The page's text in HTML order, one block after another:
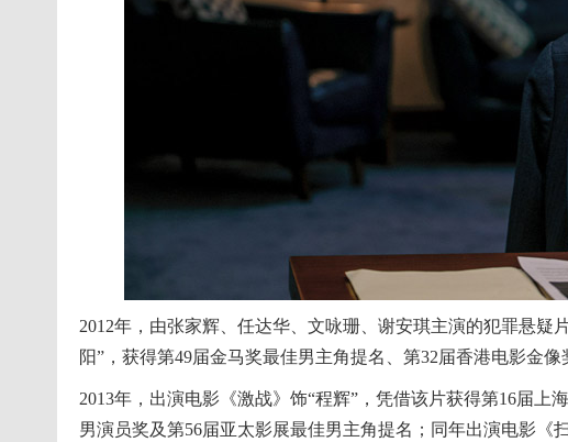
2012年，由张家辉、任达华、文咏珊、谢安琪主演的犯罪悬疑
阳”，获得第49届金马奖最佳男主角提名、第32届香港电影金像
2013年，出演电影《激战》饰“程辉”，凭借该片获得第16届
男演员奖及第56届亚太影展最佳男主角提名；同年出演电影《